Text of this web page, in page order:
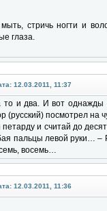
стричь ногти и
глаза.
12.03.2011, 11:37
то и два. И вот однажды
(русский) посмотрел на
и считай до
пальцы левой руки… –
восемь…
12.03.2011, 11:36